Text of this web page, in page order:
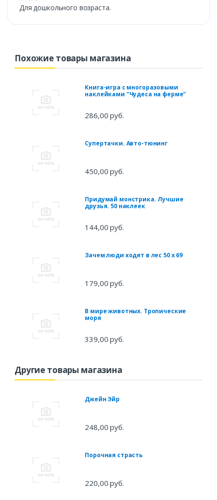
Для дошкольного возраста.
Похожие товары магазина
Книга-игра с многоразовыми
наклейками "Чудеса на ферме"
286,00 руб.
Супертачки. Авто-тюнинг
450,00 руб.
Придумай монстрика. Лучшие
друзья. 50 наклеек
144,00 руб.
Зачем люди ходят в лес 50 x 69
179,00 руб.
В мире животных. Тропические
моря
339,00 руб.
Другие товары магазина
Джейн Эйр
248,00 руб.
Порочная страсть
220,00 руб.